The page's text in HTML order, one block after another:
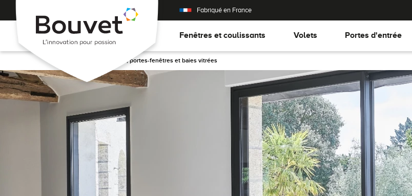
Fabriqué en France
Fenêtres et coulissants Volets Portes d'entrée
Fenêtres PVC, portes-fenêtres et baies vitrées